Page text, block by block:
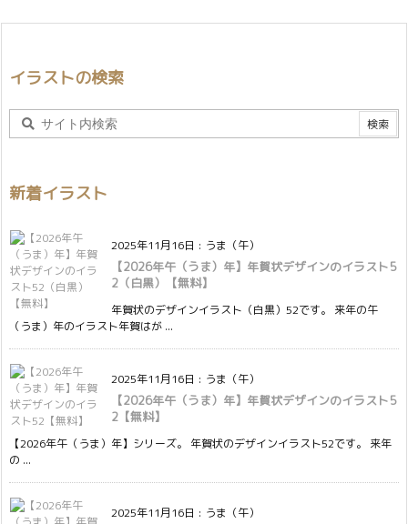
イラストの検索
新着イラスト
2025年11月16日 : うま（午）
【2026年午（うま）年】年賀状デザインのイラスト5
2（白黒）【無料】
年賀状のデザインイラスト（白黒）52です。 来年の午
（うま）年のイラスト年賀はが ...
2025年11月16日 : うま（午）
【2026年午（うま）年】年賀状デザインのイラスト5
2【無料】
【2026年午（うま）年】シリーズ。 年賀状のデザインイラスト52です。 来年
の ...
2025年11月16日 : うま（午）